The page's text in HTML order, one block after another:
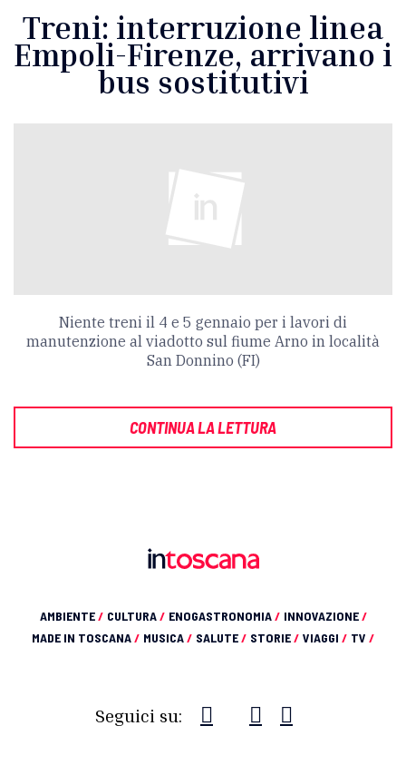
Treni: interruzione linea
Empoli-Firenze, arrivano i
bus sostitutivi
Niente treni il 4 e 5 gennaio per i lavori di
manutenzione al viadotto sul fiume Arno in località
San Donnino (FI)
CONTINUA LA LETTURA
AMBIENTE/ CULTURA/ ENOGASTRONOMIA/ INNOVAZIONE/
MADE IN TOSCANA/ MUSICA/ SALUTE/ STORIE/ VIAGGI / TV /
Seguici su: